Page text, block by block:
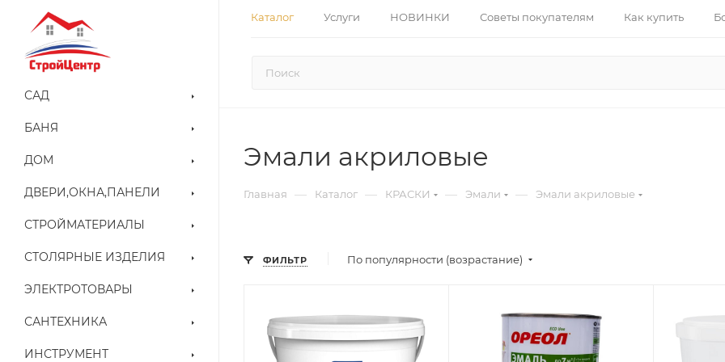
Каталог Услуги НОВИНКИ Советы покупателям Как купить
САД
БАНЯ
ДОМ
ДВЕРИ,ОКНА,ПАНЕЛИ
СТРОЙМАТЕРИАЛЫ
СТОЛЯРНЫЕ ИЗДЕЛИЯ
ЭЛЕКТРОТОВАРЫ
САНТЕХНИКА
ИНСТРУМЕНТ
Эмали акриловые
Главная — Каталог — КРАСКИ — Эмали — Эмали акриловые
ФИЛЬТР По популярности (возрастание)